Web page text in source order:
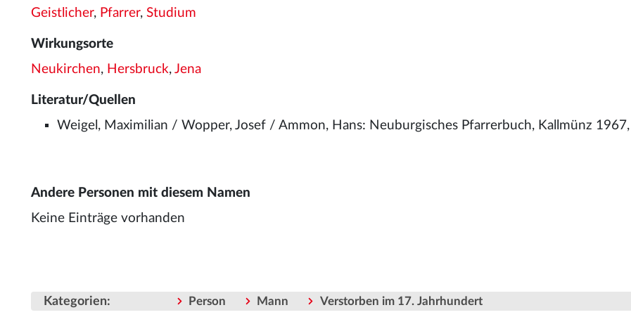
Geistlicher, Pfarrer, Studium
Wirkungsorte
Neukirchen, Hersbruck, Jena
Literatur/Quellen
Weigel, Maximilian / Wopper, Josef / Ammon, Hans: Neuburgisches Pfarrerbuch, Kallmünz
Andere Personen mit diesem Namen
Keine Einträge vorhanden
Kategorien: Person Mann Verstorben im 17. Jahrhundert